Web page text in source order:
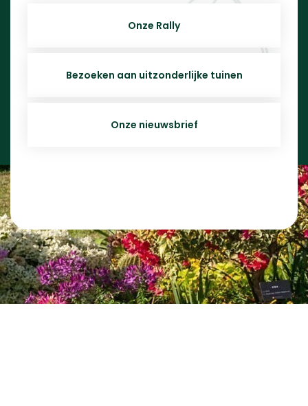
Onze Rally
Bezoeken aan uitzonderlijke tuinen
Onze nieuwsbrief